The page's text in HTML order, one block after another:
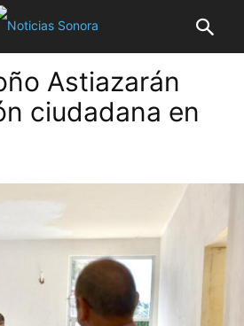
Astiazarán
ciudadana en